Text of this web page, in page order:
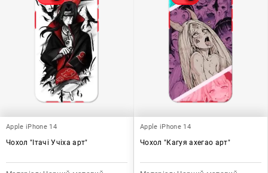
Apple iPhone 14
Чохол "Ітачі Учіха арт"
Apple iPhone 14
Чохол "Кагуя ахегао арт"